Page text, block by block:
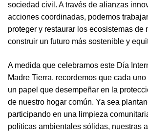
sociedad civil. A través de alianzas
acciones coordinadas, podemos
proteger y restaurar los ecosistemas de
construir un futuro más sostenible y
A medida que celebramos este Día
Madre Tierra, recordemos que cada
un papel que desempeñar en la
de nuestro hogar común. Ya sea
participando en una limpieza
políticas ambientales sólidas, nuestras